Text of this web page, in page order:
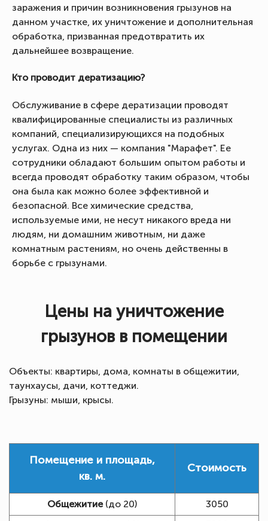
заражения и причин возникновения грызунов на
данном участке, их уничтожение и дополнительная
обработка, призванная предотвратить их
дальнейшее возвращение.
Кто проводит дератизацию?
Обслуживание в сфере дератизации проводят
квалифицированные специалисты из различных
компаний, специализирующихся на подобных
услугах. Одна из них — компания "Марафет". Ее
сотрудники обладают большим опытом работы и
всегда проводят обработку таким образом, чтобы
она была как можно более эффективной и
безопасной. Все химические средства,
используемые ими, не несут никакого вреда ни
людям, ни домашним животным, ни даже
комнатным растениям, но очень действенны в
борьбе с грызунами.
Цены на уничтожение
грызунов в помещении
Объекты: квартиры, дома, комнаты в общежитии,
таунхаусы, дачи, коттеджи.
Грызуны: мыши, крысы.
Помещение и площадь,
кв. м.
Стоимость
Общежитие(до 20)
3050